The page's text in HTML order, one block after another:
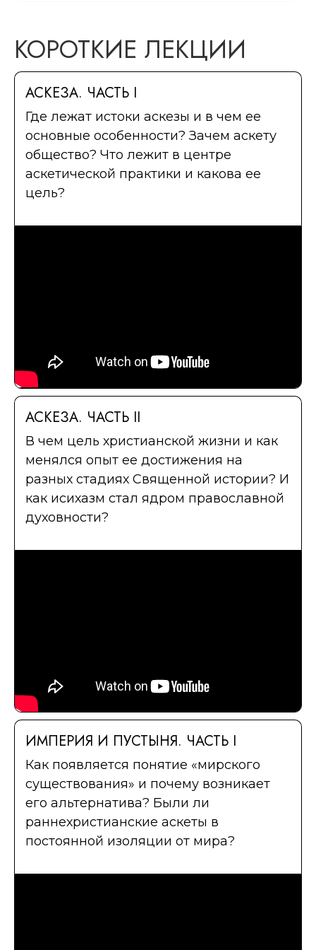
КОРОТКИЕ ЛЕКЦИИ
АСКЕЗА. ЧАСТЬ I
Где лежат истоки аскезы и в чем ее
основные особенности? Зачем аскету
общество? Что лежит в центре
аскетической практики и какова ее
цель?
АСКЕЗА. ЧАСТЬ II
В чем цель христианской жизни и как
менялся опыт ее достижения на
разных стадиях Священной истории? И
как исихазм стал ядром православной
духовности?
ИМПЕРИЯ И ПУСТЫНЯ. ЧАСТЬ I
Как появляется понятие «мирского
существования» и почему возникает
его альтернатива? Были ли
раннехристианские аскеты в
постоянной изоляции от мира?